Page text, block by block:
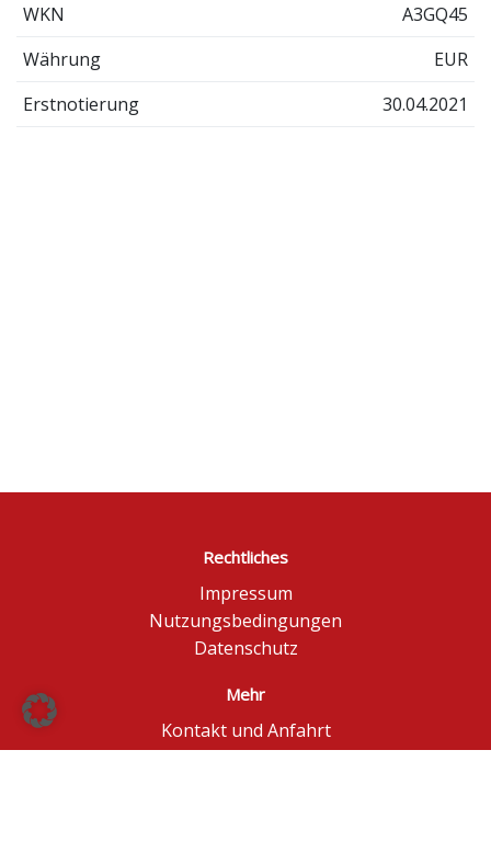
WKN
A3GQ45
Währung
EUR
Erstnotierung
30.04.2021
Rechtliches
Impressum
Nutzungsbedingungen
Datenschutz
Mehr
Kontakt und Anfahrt
Börse Düsseldorf